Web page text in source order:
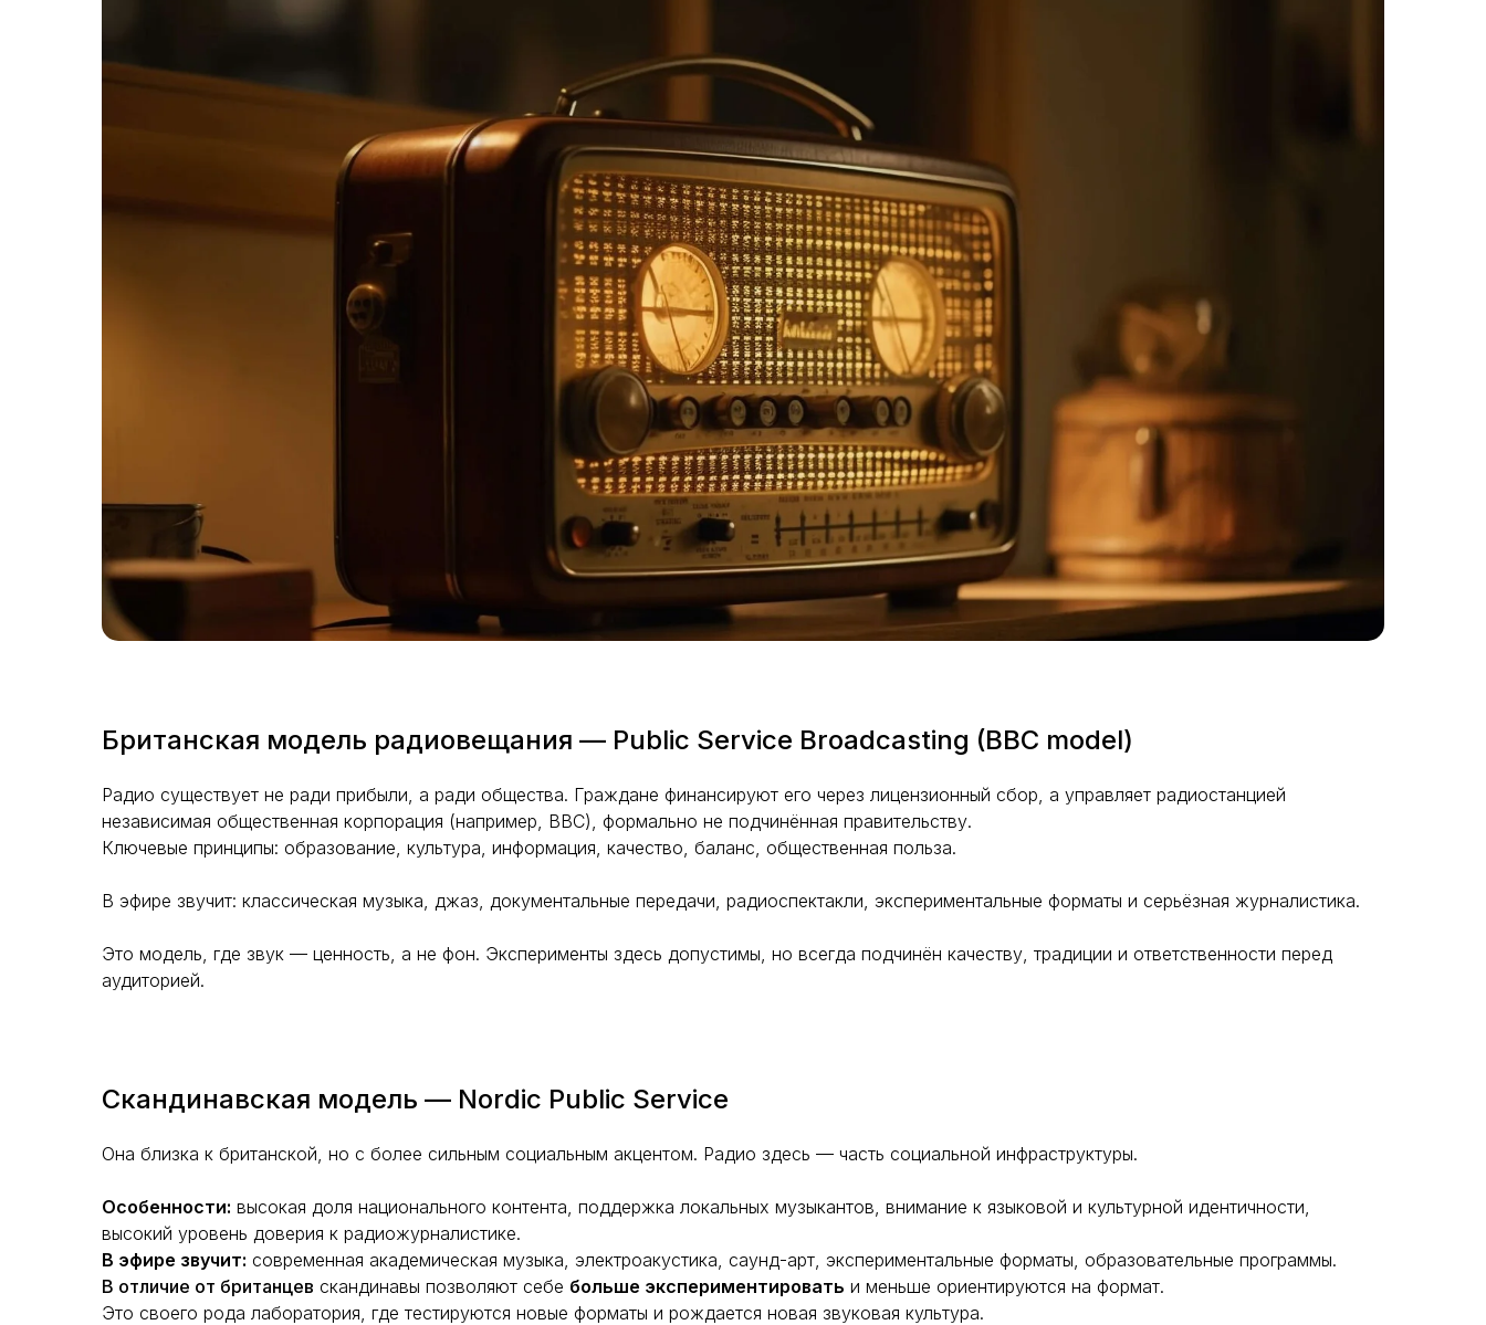
Британская модель радиовещания — Public Service Broadcasting (BBC model)
Радио существует не ради прибыли, а ради общества. Граждане финансируют его через лицензионный сбор, а управляет радиостанцией
независимая общественная корпорация (например, BBC), формально не подчинённая правительству.
Ключевые принципы: образование, культура, информация, качество, баланс, общественная польза.
В эфире звучит: классическая музыка, джаз, документальные передачи, радиоспектакли, экспериментальные форматы и серьёзная журналистика.
Это модель, где звук — ценность, а не фон. Эксперименты здесь допустимы, но всегда подчинён качеству, традиции и ответственности перед
аудиторией.
Скандинавская модель — Nordic Public Service
Она близка к британской, но с более сильным социальным акцентом. Радио здесь — часть социальной инфраструктуры.
Особенности: высокая доля национального контента, поддержка локальных музыкантов, внимание к языковой и культурной идентичности,
высокий уровень доверия к радиожурналистике.
В эфире звучит: современная академическая музыка, электроакустика, саунд-арт, экспериментальные форматы, образовательные программы.
В отличие от британцев скандинавы позволяют себе больше экспериментировать и меньше ориентируются на формат.
Это своего рода лаборатория, где тестируются новые форматы и рождается новая звуковая культура.